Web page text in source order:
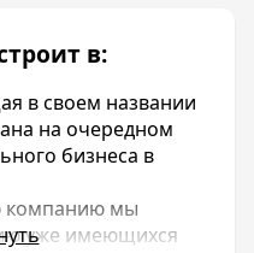
в:
в своем названии
на очередном
бизнеса в
компанию мы
уже имеющихся